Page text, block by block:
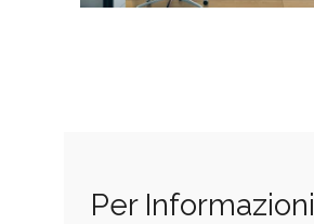
Per Informazioni